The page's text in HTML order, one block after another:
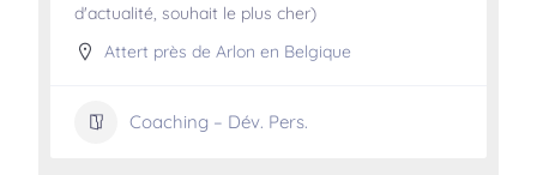
d'actualité, souhait le plus cher)
Attert près de Arlon en Belgique
Coaching – Dév. Pers.